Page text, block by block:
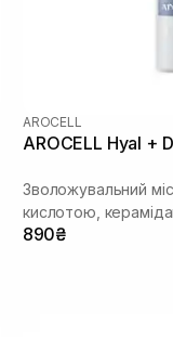
AROCELL
AROCELL Hyal +
Зволожувальний
кислотою,
890₴